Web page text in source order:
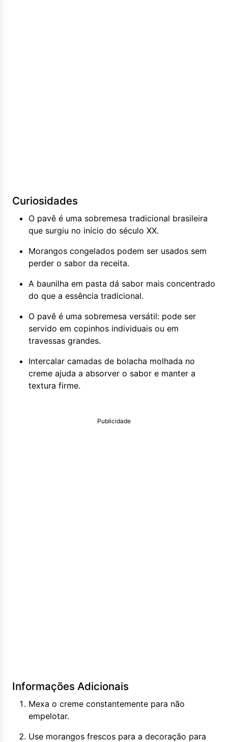
Curiosidades
O pavê é uma sobremesa tradicional brasileira
que surgiu no início do século XX.
Morangos congelados podem ser usados sem
perder o sabor da receita.
A baunilha em pasta dá sabor mais concentrado
do que a essência tradicional.
O pavê é uma sobremesa versátil: pode ser
servido em copinhos individuais ou em
travessas grandes.
Intercalar camadas de bolacha molhada no
creme ajuda a absorver o sabor e manter a
textura firme.
Publicidade
Informações Adicionais
Mexa o creme constantemente para não
empelotar.
Use morangos frescos para a decoração para